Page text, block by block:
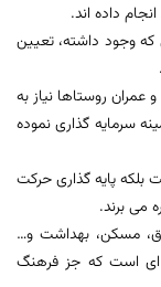
داده اند.
که وجود داشته، تعیین
عمران روستاها نیاز به
سرمایه گذاری نموده
بلکه پایه گذاری حرکت
می برند.
مسکن، بهداشت و…
ای است که جز فرهنگ